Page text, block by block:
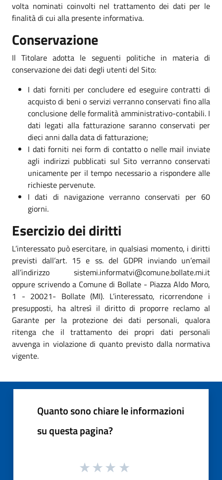
volta nominati coinvolti nel trattamento dei dati per le
finalità di cui alla presente informativa.
Conservazione
Il Titolare adotta le seguenti politiche in materia di
conservazione dei dati degli utenti del Sito:
I dati forniti per concludere ed eseguire contratti di
acquisto di beni o servizi verranno conservati fino alla
conclusione delle formalità amministrativo-contabili. I
dati legati alla fatturazione saranno conservati per
dieci anni dalla data di fatturazione;
I dati forniti nei form di contatto o nelle mail inviate
agli indirizzi pubblicati sul Sito verranno conservati
unicamente per il tempo necessario a rispondere alle
richieste pervenute.
I dati di navigazione verranno conservati per 60
giorni.
Esercizio dei diritti
L’interessato può esercitare, in qualsiasi momento, i diritti
previsti dall’art. 15 e ss. del GDPR inviando un’email
all’indirizzo sistemi.informatvi@comune.bollate.mi.it
oppure scrivendo a Comune di Bollate - Piazza Aldo Moro,
1 - 20021- Bollate (MI). L’interessato, ricorrendone i
presupposti, ha altresì il diritto di proporre reclamo al
Garante per la protezione dei dati personali, qualora
ritenga che il trattamento dei propri dati personali
avvenga in violazione di quanto previsto dalla normativa
vigente.
Quanto sono chiare le informazioni
su questa pagina?